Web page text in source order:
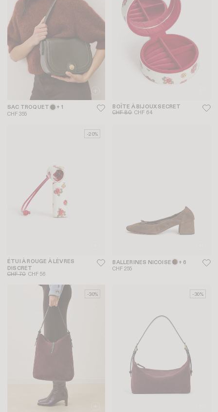
SAC TROQUET + 1
CHF 355
BOÎTE À BIJOUX SECRET
CHF 80 CHF 64
-20%
ÉTUI À ROUGE À LÈVRES
DISCRET
CHF 70 CHF 56
BALLERINES NICOISE + 6
CHF 255
-30% -30%